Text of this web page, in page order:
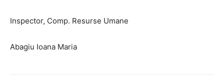
Inspector, Comp. Resurse Umane
Abagiu Ioana Maria